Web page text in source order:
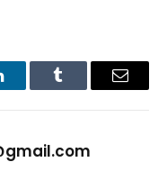
Tumblr Email